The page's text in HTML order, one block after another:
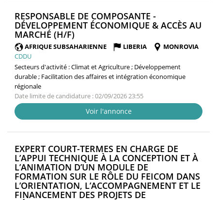
RESPONSABLE DE COMPOSANTE -
DÉVELOPPEMENT ÉCONOMIQUE & ACCÈS AU
MARCHÉ (H/F)
FENÊTRE)
AFRIQUE SUBSAHARIENNE LIBERIA
MONROVIA
CDDU
Secteurs d'activité :Climat et Agriculture ; Développement
durable ; Facilitation des affaires et intégration économique
régionale
Date limite de candidature : 02/09/2026 23:55
Voir l'annonce
EXPERT COURT-TERMES EN CHARGE DE
L’APPUI TECHNIQUE À LA CONCEPTION ET À
L’ANIMATION D’UN MODULE DE
FORMATION SUR LE RÔLE DU FEICOM DANS
L’ORIENTATION, L’ACCOMPAGNEMENT ET LE
FINANCEMENT DES PROJETS DE